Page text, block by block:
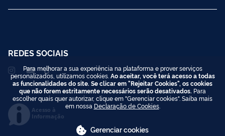
REDES SOCIAIS
Acesso à
Informação
Para melhorar a sua experiência na plataforma e prover serviços
personalizados, utilizamos cookies. Ao aceitar, você terá acesso a todas
as funcionalidades do site. Se clicar em "Rejeitar Cookies", os cookies
que não forem estritamente necessários serão desativados. Para
escolher quais quer autorizar, clique em "Gerenciar cookies". Saiba mais
em nossa Declaração de Cookies.
Gerenciar cookies